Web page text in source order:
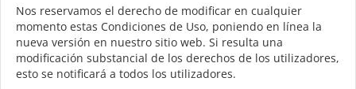
Nos reservamos el derecho de modificar en cualquier
momento estas Condiciones de Uso, poniendo en línea la
nueva versión en nuestro sitio web. Si resulta una
modificación substancial de los derechos de los utilizadores,
esto se notificará a todos los utilizadores.